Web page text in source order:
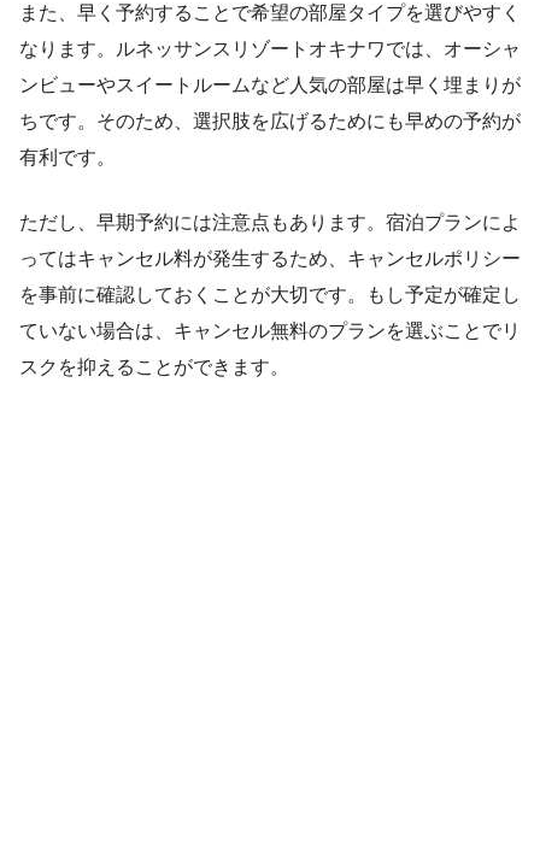
また、早く予約することで希望の部屋タイプを選びやすく
なります。ルネッサンスリゾートオキナワでは、オーシャ
ンビューやスイートルームなど人気の部屋は早く埋まりが
ちです。そのため、選択肢を広げるためにも早めの予約が
有利です。
ただし、早期予約には注意点もあります。宿泊プランによ
ってはキャンセル料が発生するため、キャンセルポリシー
を事前に確認しておくことが大切です。もし予定が確定し
ていない場合は、キャンセル無料のプランを選ぶことでリ
スクを抑えることができます。